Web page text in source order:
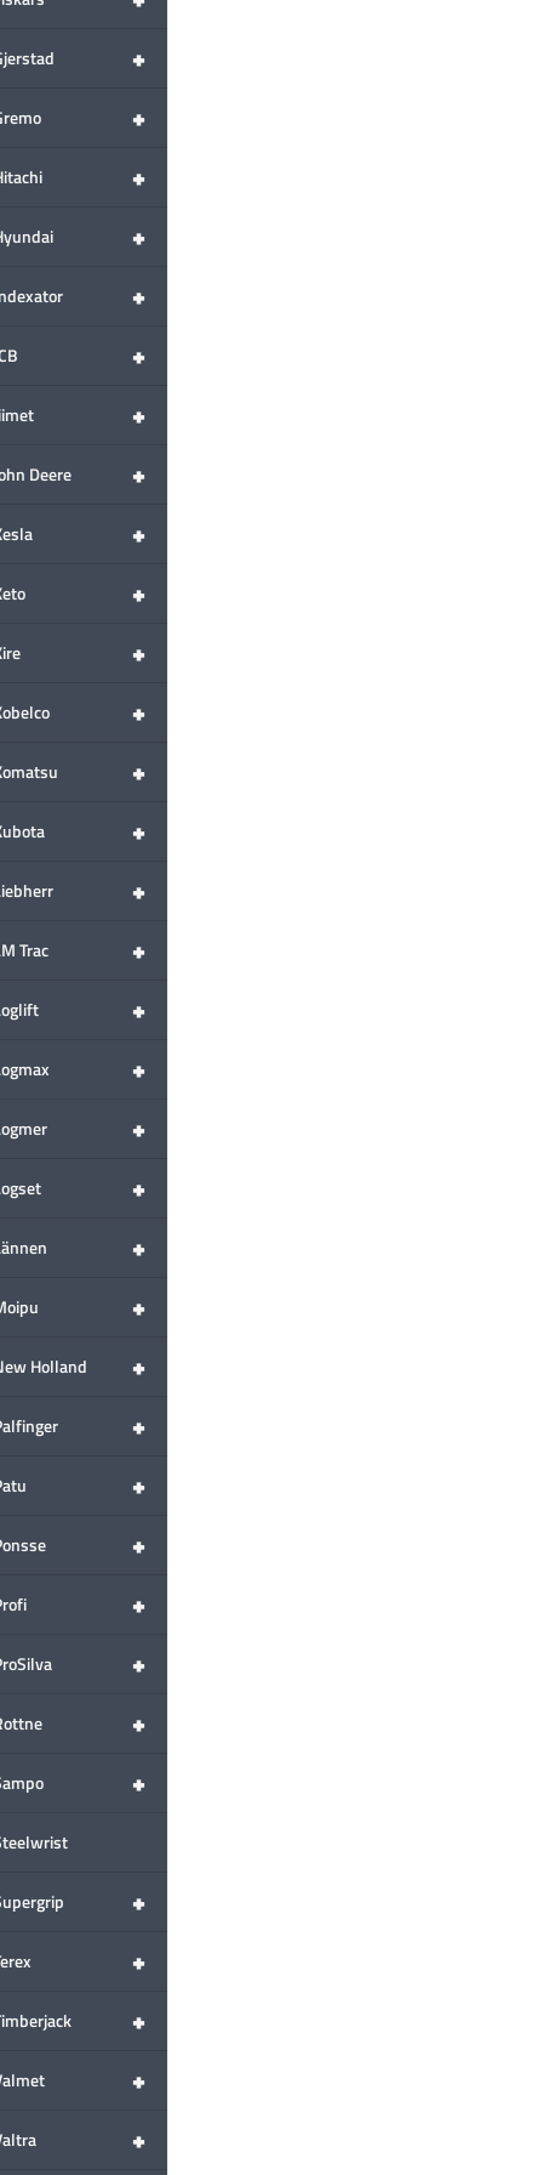
+
+
+
+
+
+
+
+
Deere
+
+
+
+
+
+
+
+
Trac
+
+
+
+
+
+
+
Holland
+
+
+
+
+
+
+
+
+
+
+
+